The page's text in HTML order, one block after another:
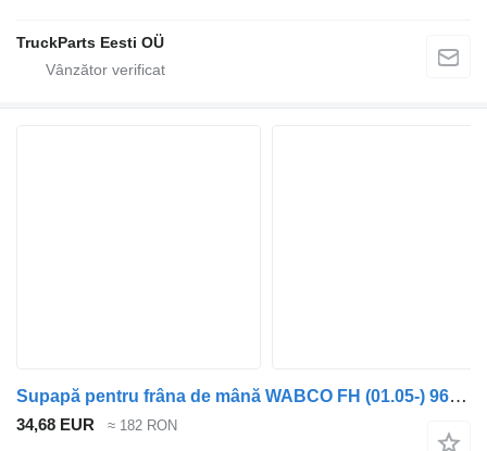
TruckParts Eesti OÜ
Supapă pentru frâna de mână WABCO FH (01.05-) 9617242040 pentru cap tractor Volvo FH12, FH16, NH12, FH, VNL780 (1993-2014)
34,68 EUR ≈ 182 RON